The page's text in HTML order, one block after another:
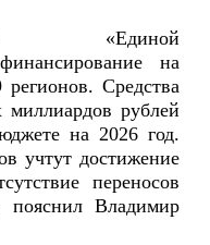
«Единой
на
Средства
рублей
на 2026 год.
учтут достижение
переносов
Владимир